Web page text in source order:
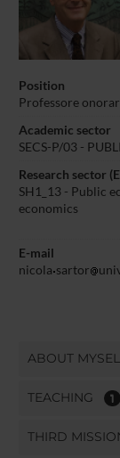
Position
Professore
Academic sector
SECS-P/03 -
Research sector
SH1_13 - Public
economics
E-mail
nicola sartor
ABOUT
TEACHING 1
THIRD